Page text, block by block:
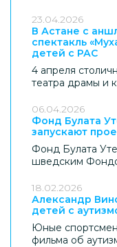
Аубакировой,
музыканта и
искусства.
Фонда Булата
23.04.2026
В Астане с
спектакль
детей с РАС
4 апреля
театра драмы и
вышел за рамки
общественного
прошёл
Цокотуха» с
расстройством
Показ в
поддержке
приурочен ко
Фонда «ДОМ».
06.04.2026
Фонд Булата
запускают
Фонд Булата
шведским
развитие
молодых людей
аутистического
18.02.2026
Александр
детей с
Юные
фильма об